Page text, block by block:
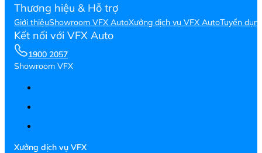
Thương hiệu & Hỗ trợ
Giới thiệuShowroom VFX AutoXưởng dịch vụ VFX AutoTuyển
Kết nối với VFX Auto
1900 2057
Showroom VFX
Xưởng dịch vụ VFX